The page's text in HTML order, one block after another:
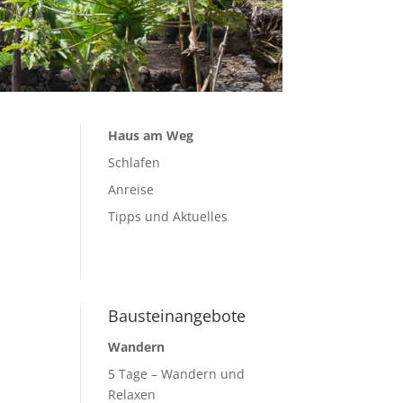
Haus am Weg
Schlafen
Anreise
Tipps und Aktuelles
Bausteinangebote
Wandern
5 Tage – Wandern und
Relaxen